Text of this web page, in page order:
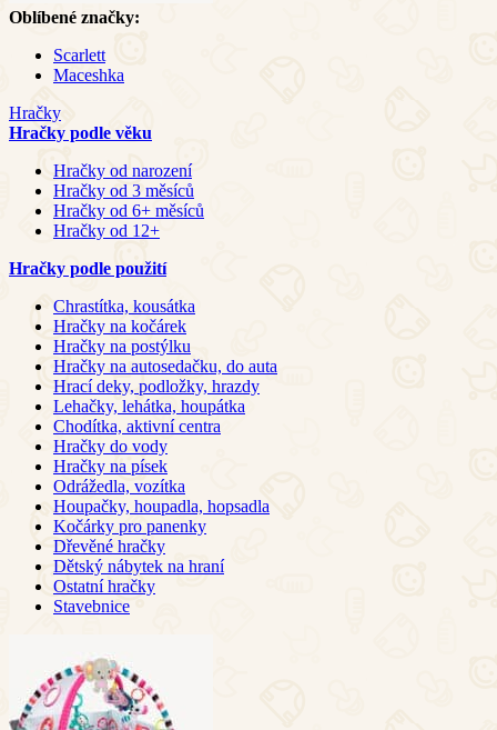
Oblíbené značky:
Scarlett
Maceshka
Hračky
Hračky podle věku
Hračky od narození
Hračky od 3 měsíců
Hračky od 6+ měsíců
Hračky od 12+
Hračky podle použití
Chrastítka, kousátka
Hračky na kočárek
Hračky na postýlku
Hračky na autosedačku, do auta
Hrací deky, podložky, hrazdy
Lehačky, lehátka, houpátka
Chodítka, aktivní centra
Hračky do vody
Hračky na písek
Odrážedla, vozítka
Houpačky, houpadla, hopsadla
Kočárky pro panenky
Dřevěné hračky
Dětský nábytek na hraní
Ostatní hračky
Stavebnice